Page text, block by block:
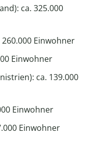
ca. 325.000
Einwohner
Einwohner
ca. 139.000
Einwohner
Einwohner